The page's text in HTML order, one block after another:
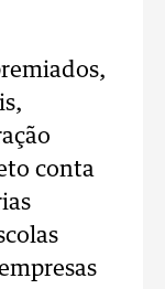
conta